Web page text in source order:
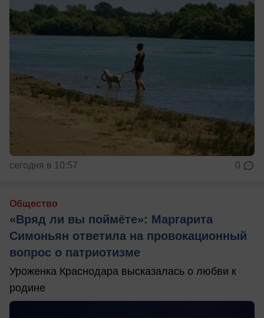
сегодня в 10:57 0
Общество
«Вряд ли вы поймёте»: Маргарита
Симоньян ответила на провокационный
вопрос о патриотизме
Уроженка Краснодара высказалась о любви к
родине